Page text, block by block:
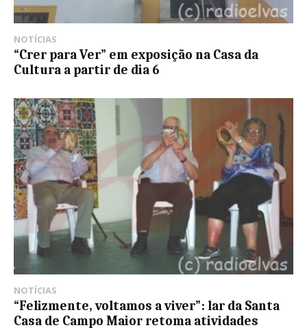
NOTÍCIAS
“Crer para Ver” em exposição na Casa da
Cultura a partir de dia 6
NOTÍCIAS
“Felizmente, voltamos a viver”: lar da Santa
Casa de Campo Maior retoma atividades